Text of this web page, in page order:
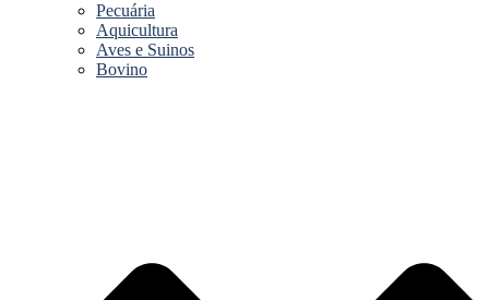
Pecuária
Aquicultura
Aves e Suinos
Bovino